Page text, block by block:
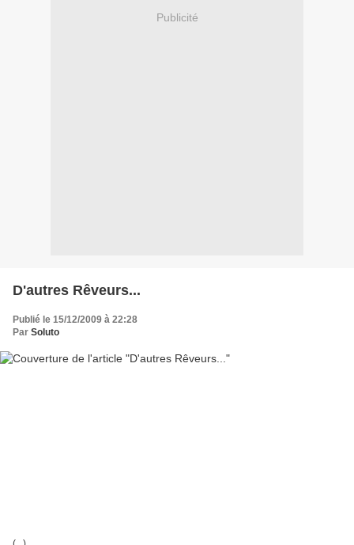
Publicité
D'autres Rêveurs...
Publié le 15/12/2009 à 22:28
Par Soluto